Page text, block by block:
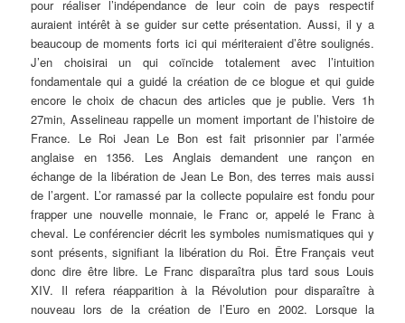
pour réaliser l’indépendance de leur coin de pays respectif
auraient intérêt à se guider sur cette présentation. Aussi, il y a
beaucoup de moments forts ici qui mériteraient d’être soulignés.
J’en choisirai un qui coïncide totalement avec l’intuition
fondamentale qui a guidé la création de ce blogue et qui guide
encore le choix de chacun des articles que je publie. Vers 1h
27min, Asselineau rappelle un moment important de l’histoire de
France. Le Roi Jean Le Bon est fait prisonnier par l’armée
anglaise en 1356. Les Anglais demandent une rançon en
échange de la libération de Jean Le Bon, des terres mais aussi
de l’argent. L’or ramassé par la collecte populaire est fondu pour
frapper une nouvelle monnaie, le Franc or, appelé le Franc à
cheval. Le conférencier décrit les symboles numismatiques qui y
sont présents, signifiant la libération du Roi. Être Français veut
donc dire être libre. Le Franc disparaîtra plus tard sous Louis
XIV. Il refera réapparition à la Révolution pour disparaître à
nouveau lors de la création de l’Euro en 2002. Lorsque la